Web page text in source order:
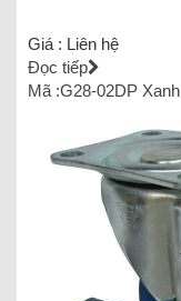
Giá : Liên hệ
Đọc tiếp
Mã :G28-02DP Xanh